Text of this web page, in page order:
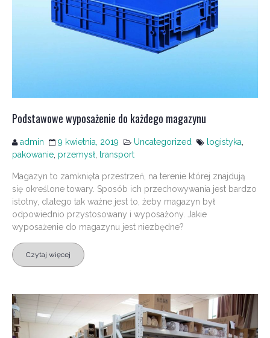
Podstawowe wyposażenie do każdego magazynu
admin 9 kwietnia, 2019 Uncategorized logistyka,
pakowanie, przemysł, transport
Magazyn to zamknięta przestrzeń, na terenie której znajdują
się określone towary. Sposób ich przechowywania jest bardzo
istotny, dlatego tak ważne jest to, żeby magazyn był
odpowiednio przystosowany i wyposażony. Jakie
wyposażenie do magazynu jest niezbędne?
Czytaj więcej